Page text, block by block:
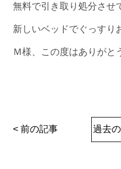
無料で引き取り処分させ
新しいベッドでぐっすり
Ｍ様、この度はありがと
< 前の記事 過去